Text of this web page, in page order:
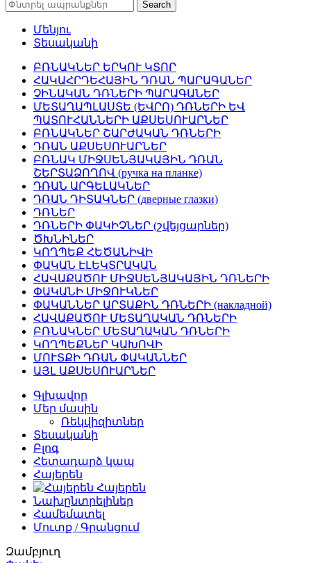
Search
Մենյու
Տեսականի
ԲՌՆԱԿՆԵՐ ԵՐԿՈՒ ԿՏՈՐ
ՀԱԿԱՀՐԴԵՀԱՅԻՆ ԴՌԱՆ ՊԱՐԱԳԱՆԵՐ
ՉԻՆԱԿԱՆ ԴՌՆԵՐԻ ՊԱՐԱԳԱՆԵՐ
ՄԵՏԱՂԱՊԼԱՍՏԵ (ԵՎՐՈ) ԴՌՆԵՐԻ ԵՎ
ՊԱՏՈՒՀԱՆՆԵՐԻ ԱՔՍԵՍՈՒԱՐՆԵՐ
ԲՌՆԱԿՆԵՐ ՇԱՐԺԱԿԱՆ ԴՌՆԵՐԻ
ԴՌԱՆ ԱՔՍԵՍՈՒԱՐՆԵՐ
ԲՌՆԱԿ ՄԻՋՍԵՆՅԱԿԱՅԻՆ ԴՌԱՆ
ՇԵՐՏԱՁՈՂՈՎ (ручка на планке)
ԴՌԱՆ ԱՐԳԵԼԱԿՆԵՐ
ԴՌԱՆ ԴԻՏԱԿՆԵՐ (дверные глазки)
ԴՌՆԵՐ
ԴՌՆԵՐԻ ՓԱԿԻՉՆԵՐ (շվեյցարներ)
ԾԽՆԻՆԵՐ
ԿՈՂՊԵՔ ՀԵԾԱՆԻՎԻ
ՓԱԿԱՆ ԷԼԵԿՏՐԱԿԱՆ
ՀԱՎԱՔԱԾՈՒ ՄԻՋՍԵՆՅԱԿԱՅԻՆ ԴՌՆԵՐԻ
ՓԱԿԱՆԻ ՄԻՋՈՒԿՆԵՐ
ՓԱԿԱՆՆԵՐ ԱՐՏԱՔԻՆ ԴՌՆԵՐԻ (накладной)
ՀԱՎԱՔԱԾՈՒ ՄԵՏԱՂԱԿԱՆ ԴՌՆԵՐԻ
ԲՌՆԱԿՆԵՐ ՄԵՏԱՂԱԿԱՆ ԴՌՆԵՐԻ
ԿՈՂՊԵՔՆԵՐ ԿԱԽՈՎԻ
ՄՈՒՏՔԻ ԴՌԱՆ ՓԱԿԱՆՆԵՐ
ԱՅԼ ԱՔՍԵՍՈՒԱՐՆԵՐ
Գլխավոր
Մեր մասին
Ռեկվիզիտներ
Տեսականի
Բլոգ
Հետադարձ կապ
Հայերեն
Հայերեն
Նախընտրելիներ
Համեմատել
Մուտք / Գրանցում
Զամբյուղ